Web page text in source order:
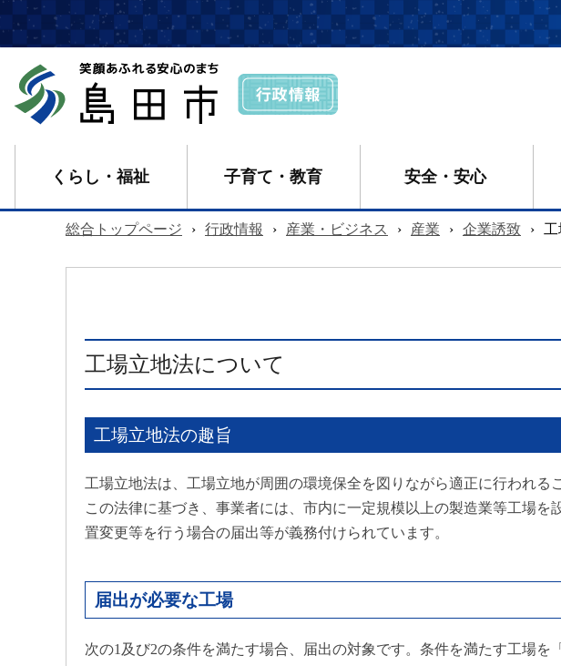
くらし・福祉 子育て・教育 安全・安心
総合トップページ › 行政情報 › 産業・ビジネス › 産業 › 企業誘致 ›
工場立地法について
工場立地法の趣旨
工場立地法は、工場立地が周囲の環境保全を図りながら適正に行われる
この法律に基づき、事業者には、市内に一定規模以上の製造業等工場
置変更等を行う場合の届出等が義務付けられています。
届出が必要な工場
次の1及び2の条件を満たす場合、届出の対象です。条件を満たす工場を